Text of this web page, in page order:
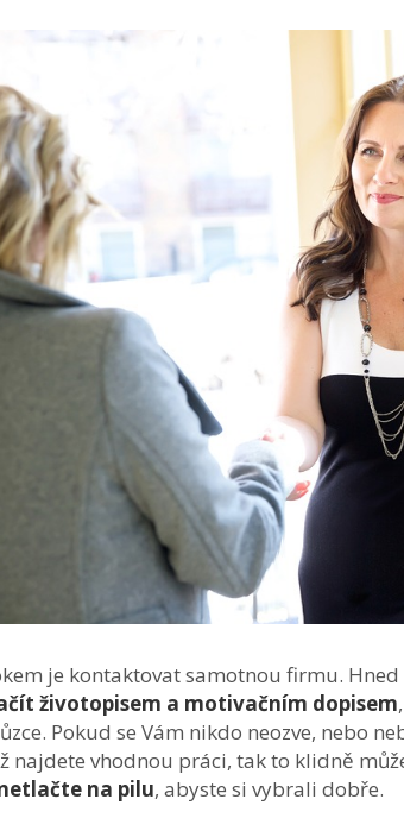
je kontaktovat samotnou firmu.
životopisem a motivačním dopisem
Pokud se Vám nikdo neozve, nebo
najdete vhodnou práci, tak to klidně
na pilu, abyste si vybrali dobře.